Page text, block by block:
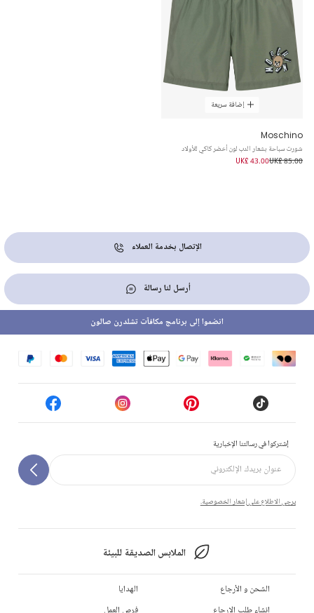
إضافة سريعة
Moschino
شورت سباحة بشعار الدب لون أخضر كاكي للأولاد
UK£ 85.00
UK£ 43.00
الإتصال بخدمة العملاء
أرسل لنا رسالة
إشتركوا في رسالتنا الإخبارية
يرجى الاطلاع على إشعار الخصوصية.
الملابس الصديقة للبيئة
انضموا إلى برنامج مكافآت تشلدرن صالون
الشحن و الأرجاع
إنشاء طلب الإرجاع
الهدايا
فرص العمل